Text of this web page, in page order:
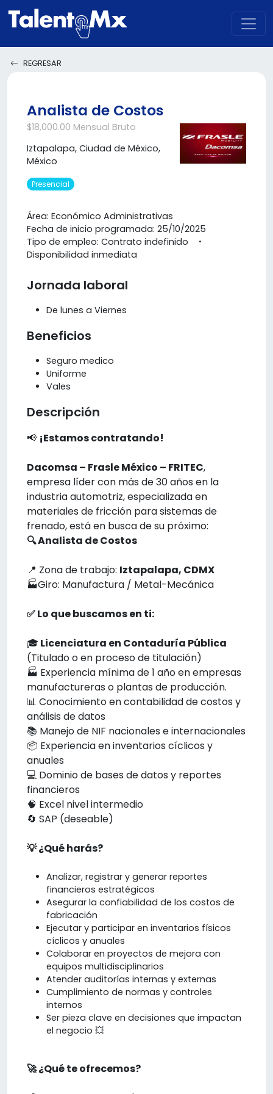
REGRESAR
Analista de Costos
$18,000.00 Mensual Bruto
Iztapalapa, Ciudad de México,
México
Presencial
Área: Económico Administrativas
Fecha de inicio programada: 25/10/2025
Tipo de empleo: Contrato indefinido
Disponibilidad inmediata
Jornada laboral
De lunes a Viernes
Beneficios
Seguro medico
Uniforme
Vales
Descripción
📢 ¡Estamos contratando!
Dacomsa – Frasle México – FRITEC,
empresa líder con más de 30 años en la
industria automotriz, especializada en
materiales de fricción para sistemas de
frenado, está en busca de su próximo:
🔍 Analista de Costos
📍 Zona de trabajo: Iztapalapa, CDMX
🏭Giro: Manufactura / Metal-Mecánica
✅ Lo que buscamos en ti:
🎓 Licenciatura en Contaduría Pública
(Titulado o en proceso de titulación)
🏭 Experiencia mínima de 1 año en empresas
manufactureras o plantas de producción.
📊 Conocimiento en contabilidad de costos y
análisis de datos
📚 Manejo de NIF nacionales e internacionales
📦 Experiencia en inventarios cíclicos y
anuales
💻 Dominio de bases de datos y reportes
financieros
🧠 Excel nivel intermedio
🔄 SAP (deseable)
💡 ¿Qué harás?
Analizar, registrar y generar reportes
financieros estratégicos
Asegurar la confiabilidad de los costos de
fabricación
Ejecutar y participar en inventarios físicos
cíclicos y anuales
Colaborar en proyectos de mejora con
equipos multidisciplinarios
Atender auditorías internas y externas
Cumplimiento de normas y controles
internos
Ser pieza clave en decisiones que impactan
el negocio 💥
🚀 ¿Qué te ofrecemos?